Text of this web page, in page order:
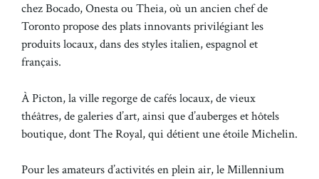
chez Bocado, Onesta ou Theia, où un ancien chef de
Toronto propose des plats innovants privilégiant les
produits locaux, dans des styles italien, espagnol et
français.
À Picton, la ville regorge de cafés locaux, de vieux
théâtres, de galeries d’art, ainsi que d’auberges et hôtels
boutique, dont The Royal, qui détient une étoile Michelin.
Pour les amateurs d’activités en plein air, le Millennium